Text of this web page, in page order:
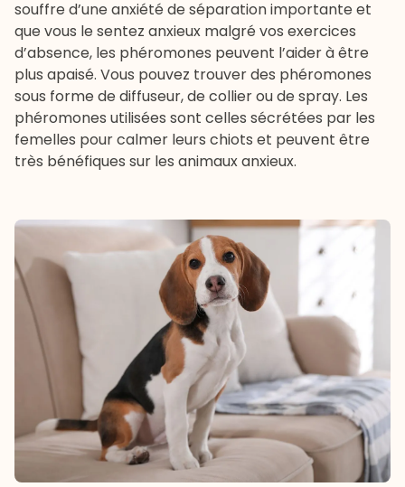
souffre d’une anxiété de séparation importante et
que vous le sentez anxieux malgré vos exercices
d’absence, les phéromones peuvent l’aider à être
plus apaisé. Vous pouvez trouver des phéromones
sous forme de diffuseur, de collier ou de spray. Les
phéromones utilisées sont celles sécrétées par les
femelles pour calmer leurs chiots et peuvent être
très bénéfiques sur les animaux anxieux.